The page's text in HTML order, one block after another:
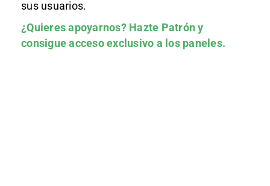
sus usuarios.
¿Quieres apoyarnos? Hazte Patróny
consigue acceso exclusivo a los paneles.